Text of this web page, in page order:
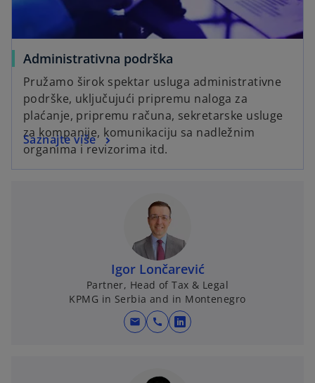
Administrativna podrška
Pružamo širok spektar usluga administrativne
podrške, uključujući pripremu naloga za
plaćanje, pripremu računa, sekretarske usluge
za kompanije, komunikaciju sa nadležnim
organima i revizorima itd.
Saznajte više
Igor Lončarević
Partner, Head of Tax & Legal
KPMG in Serbia and in Montenegro
mail call
o